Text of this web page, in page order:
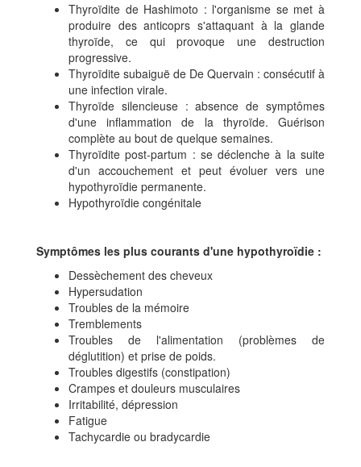
Thyroïdite de Hashimoto : l'organisme se met à
produire des anticoprs s'attaquant à la glande
thyroïde, ce qui provoque une destruction
progressive.
Thyroïdite subaiguë de De Quervain : consécutif à
une infection virale.
Thyroïde silencieuse : absence de symptômes
d'une inflammation de la thyroïde. Guérison
complète au bout de quelque semaines.
Thyroïdite post-partum : se déclenche à la suite
d'un accouchement et peut évoluer vers une
hypothyroïdie permanente.
Hypothyroïdie congénitale
Symptômes les plus courants d'une hypothyroïdie :
Dessèchement des cheveux
Hypersudation
Troubles de la mémoire
Tremblements
Troubles de l'alimentation (problèmes de
déglutition) et prise de poids.
Troubles digestifs (constipation)
Crampes et douleurs musculaires
Irritabilité, dépression
Fatigue
Tachycardie ou bradycardie